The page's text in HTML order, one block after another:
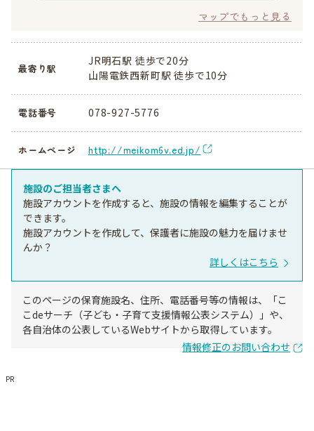
マップでもっと見る
最寄り駅
JR明石駅 徒歩で20分
山陽電鉄西新町駅 徒歩で10分
電話番号 078-927-5776
ホームページ http://meikom6v.ed.jp/
施設のご担当者さまへ
施設アカウントを作成すると、施設の情報を編集することが
できます。
施設アカウントを作成して、保護者に施設の魅力を届けませ
んか？
詳しくはこちら
このページの保育施設名、住所、電話番号等の情報は、「こ
こdeサーチ（子ども・子育て支援情報公表システム）」や、
各自治体の公表しているWebサイトから取得しています。
情報修正のお問い合わせ
PR